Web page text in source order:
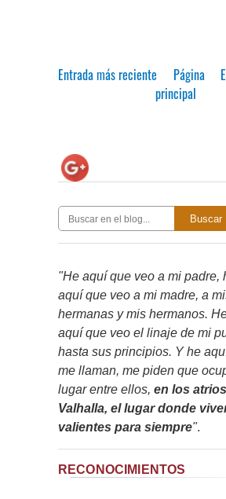
Entrada más reciente
Página
principal
Buscar
"He aquí que veo a mi padre,
aquí que veo a mi madre, a
hermanas y mis hermanos.
aquí que veo el linaje de mi
hasta sus principios. Y he
me llaman, me piden que
lugar entre ellos, en los
Valhalla, el lugar donde
valientes para siempre".
RECONOCIMIENTOS